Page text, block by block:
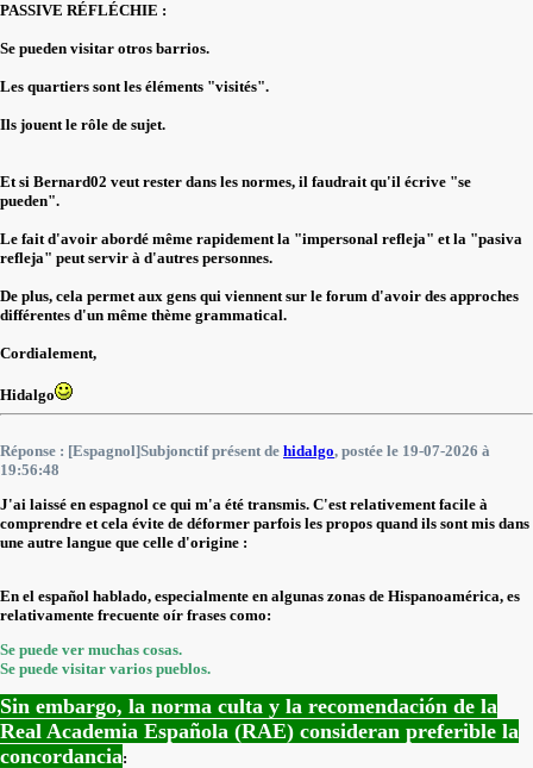
PASSIVE RÉFLÉCHIE :
Se pueden visitar otros barrios.
Les quartiers sont les éléments "visités".
Ils jouent le rôle de sujet.
Et si Bernard02 veut rester dans les normes, il faudrait qu'il écrive "se
pueden".
Le fait d'avoir abordé même rapidement la "impersonal refleja" et la "pasiva
refleja" peut servir à d'autres personnes.
De plus, cela permet aux gens qui viennent sur le forum d'avoir des approches
différentes d'un même thème grammatical.
Cordialement,
Hidalgo
Réponse : [Espagnol]Subjonctif présent de hidalgo, postée le 19-07-2026 à
19:56:48
J'ai laissé en espagnol ce qui m'a été transmis. C'est relativement facile à
comprendre et cela évite de déformer parfois les propos quand ils sont mis dans
une autre langue que celle d'origine :
En el español hablado, especialmente en algunas zonas de Hispanoamérica, es
relativamente frecuente oír frases como:
Se puede ver muchas cosas.
Se puede visitar varios pueblos.
Sin embargo, la norma culta y la recomendación de la
Real Academia Española (RAE) consideran preferible la
concordancia: